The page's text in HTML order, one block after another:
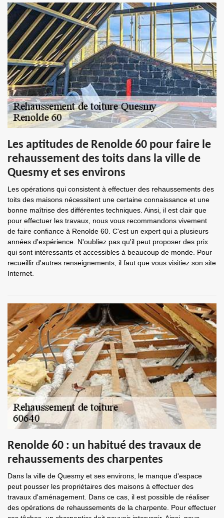
Les aptitudes de Renolde 60 pour faire le
rehaussement des toits dans la ville de
Quesmy et ses environs
Les opérations qui consistent à effectuer des rehaussements des
toits des maisons nécessitent une certaine connaissance et une
bonne maîtrise des différentes techniques. Ainsi, il est clair que
pour effectuer les travaux, nous vous recommandons vivement
de faire confiance à Renolde 60. C'est un expert qui a plusieurs
années d'expérience. N'oubliez pas qu'il peut proposer des prix
qui sont intéressants et accessibles à beaucoup de monde. Pour
recueillir d'autres renseignements, il faut que vous visitiez son site
Internet.
Renolde 60 : un habitué des travaux de
rehaussements des charpentes
Dans la ville de Quesmy et ses environs, le manque d'espace
peut pousser les propriétaires des maisons à effectuer des
travaux d'aménagement. Dans ce cas, il est possible de réaliser
des opérations de rehaussements de la charpente. Pour effectuer